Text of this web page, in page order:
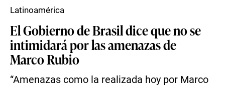
El Gobierno de Brasil dice que no se
intimidará por las amenazas de
Marco Rubio
“Amenazas como la realizada hoy por Marco
Latinoamérica